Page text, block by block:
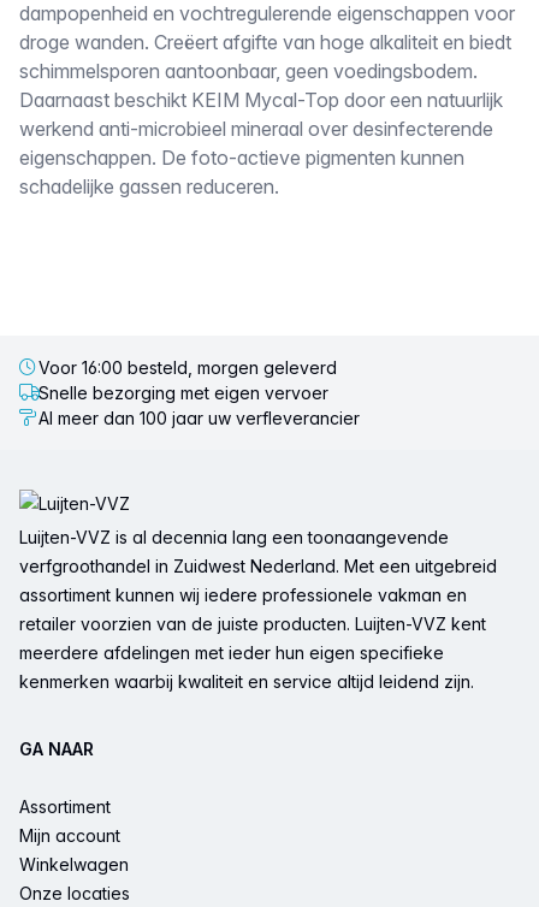
dampopenheid en vochtregulerende eigenschappen voor
droge wanden. Creëert afgifte van hoge alkaliteit en biedt
schimmelsporen aantoonbaar, geen voedingsbodem.
Daarnaast beschikt KEIM Mycal-Top door een natuurlijk
werkend anti-microbieel mineraal over desinfecterende
eigenschappen. De foto-actieve pigmenten kunnen
schadelijke gassen reduceren.
Voor 16:00 besteld, morgen geleverd
Snelle bezorging met eigen vervoer
Al meer dan 100 jaar uw verfleverancier
Luijten-VVZ is al decennia lang een toonaangevende
verfgroothandel in Zuidwest Nederland. Met een uitgebreid
assortiment kunnen wij iedere professionele vakman en
retailer voorzien van de juiste producten. Luijten-VVZ kent
meerdere afdelingen met ieder hun eigen specifieke
kenmerken waarbij kwaliteit en service altijd leidend zijn.
GA NAAR
Assortiment
Mijn account
Winkelwagen
Onze locaties